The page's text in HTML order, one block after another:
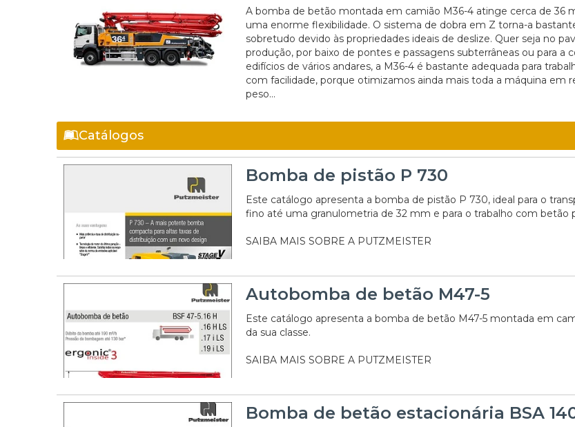
A bomba de betão montada em camião M36-4 atinge cerca de 36
uma enorme flexibilidade. O sistema de dobra em Z torna-a
sobretudo devido às propriedades ideais de deslize. Quer seja no
produção, por baixo de pontes e passagens subterrâneas ou para a
edifícios de vários andares, a M36-4 é bastante adequada para
com facilidade, porque otimizamos ainda mais toda a máquina em
peso...
Catálogos
Bomba de pistão P 730
Este catálogo apresenta a bomba de pistão P 730, ideal para o
fino até uma granulometria de 32 mm e para o trabalho com betão
SAIBA MAIS SOBRE A PUTZMEISTER
Autobomba de betão M47-5
Este catálogo apresenta a bomba de betão M47-5 montada em
da sua classe.
SAIBA MAIS SOBRE A PUTZMEISTER
Bomba de betão estacionária BSA